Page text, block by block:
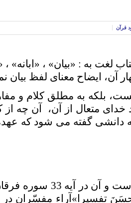
قرآن
به : «بیان» ، «ابانه»
ایضاح معنای لفظ بيان
بلکه به مطلق کلام و
متعال از آن،
آن چه از
گفته می شود که
کلمه تفسیر در
تفسیرا»آراء